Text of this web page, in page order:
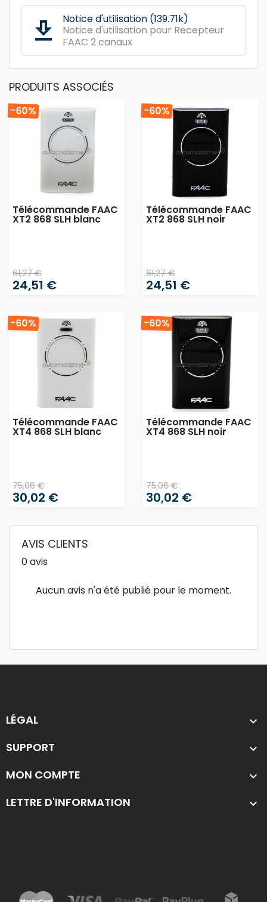
get_app
Notice d'utilisation (139.71k)
Notice d'utilisation pour Recepteur
FAAC 2 canaux
PRODUITS ASSOCIÉS
Télécommande FAAC
XT2 868 SLH blanc
61,27 €
-60%
24,51 €
Télécommande FAAC
XT2 868 SLH noir
61,27 €
-60%
24,51 €
Télécommande FAAC
XT4 868 SLH blanc
75,06 €
-60%
30,02 €
Télécommande FAAC
XT4 868 SLH noir
75,06 €
-60%
30,02 €
AVIS CLIENTS
0 avis
Aucun avis n'a été publié pour le moment.
LÉGAL 
SUPPORT 
MON COMPTE 
LETTRE D'INFORMATION 